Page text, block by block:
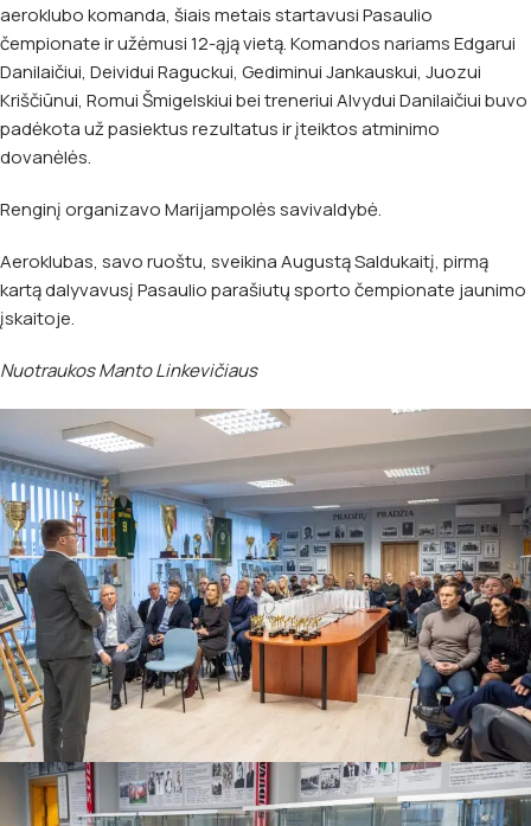
aeroklubo komanda, šiais metais startavusi Pasaulio
čempionate ir užėmusi 12-ąją vietą. Komandos nariams Edgarui
Danilaičiui, Deividui Raguckui, Gediminui Jankauskui, Juozui
Kriščiūnui, Romui Šmigelskiui bei treneriui Alvydui Danilaičiui buvo
padėkota už pasiektus rezultatus ir įteiktos atminimo
dovanėlės.
Renginį organizavo Marijampolės savivaldybė.
Aeroklubas, savo ruoštu, sveikina Augustą Saldukaitį, pirmą
kartą dalyvavusį Pasaulio parašiutų sporto čempionate jaunimo
įskaitoje.
Nuotraukos Manto Linkevičiaus